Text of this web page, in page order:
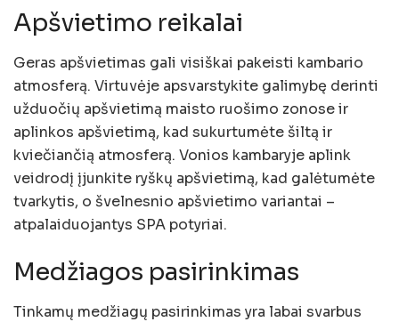
Apšvietimo reikalai
Geras apšvietimas gali visiškai pakeisti kambario
atmosferą. Virtuvėje apsvarstykite galimybę derinti
užduočių apšvietimą maisto ruošimo zonose ir
aplinkos apšvietimą, kad sukurtumėte šiltą ir
kviečiančią atmosferą. Vonios kambaryje aplink
veidrodį įjunkite ryškų apšvietimą, kad galėtumėte
tvarkytis, o švelnesnio apšvietimo variantai –
atpalaiduojantys SPA potyriai.
Medžiagos pasirinkimas
Tinkamų medžiagų pasirinkimas yra labai svarbus